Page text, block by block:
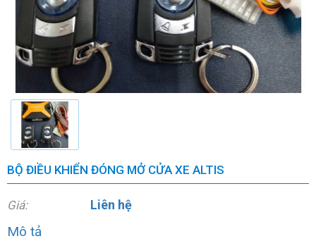
BỘ ĐIỀU KHIỂN ĐÓNG MỞ CỬA XE ALTIS
Giá: Liên hệ
Mô tả